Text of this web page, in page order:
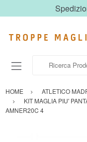
HOME
ATLETICO
KIT MAGLIA PIU'
AMNER20C 4